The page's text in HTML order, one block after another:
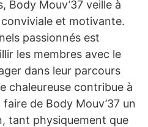
Body Mouv’37 veille à
et motivante.
passionnés est
les membres avec le
dans leur parcours
chaleureuse contribue à
de Body Mouv’37 un
tant physiquement que